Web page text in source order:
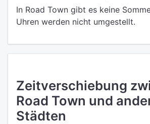
In Road Town gibt es keine
Uhren werden nicht umgestellt.
Zeitverschiebung
Road Town und
Städten